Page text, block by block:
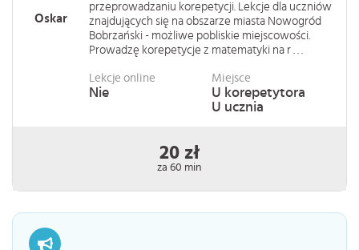
Oskar
przeprowadzaniu korepetycji. Lekcje dla uczniów
znajdujących się na obszarze miasta Nowogród
Bobrzański - możliwe pobliskie miejscowości.
Prowadzę korepetycje z matematyki na r . . .
Lekcje online
Nie
Miejsce
U korepetytora
U ucznia
20 zł
za 60 min